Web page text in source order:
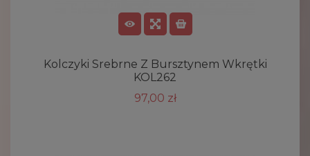
Kolczyki Srebrne Z Bursztynem Wkrętki
KOL262
97,00 zł